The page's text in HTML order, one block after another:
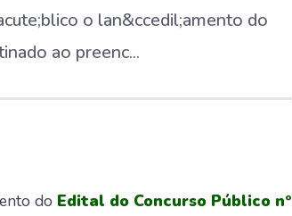
o lan&ccedil;amento do
ao preenc...
do Edital do Concurso Público nº